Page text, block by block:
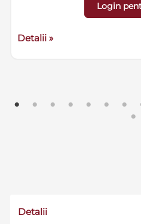
Login
Detalii »
Detalii